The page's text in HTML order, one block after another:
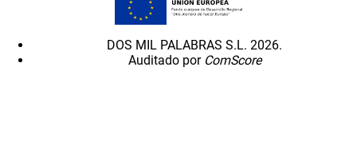
DOS MIL PALABRAS S.L. 2026.
Auditado por ComScore